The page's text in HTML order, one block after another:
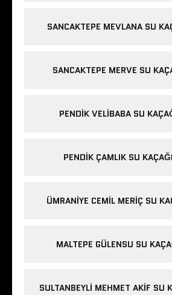
SANCAKTEPE MEVLANA SU
SANCAKTEPE MERVE SU
PENDIK VELIBABA SU
PENDIK ÇAMLIK SU
ÜMRANIYE CEMIL MERIÇ SU
MALTEPE GÜLENSU SU
SULTANBEYLI MEHMET AKIF SU